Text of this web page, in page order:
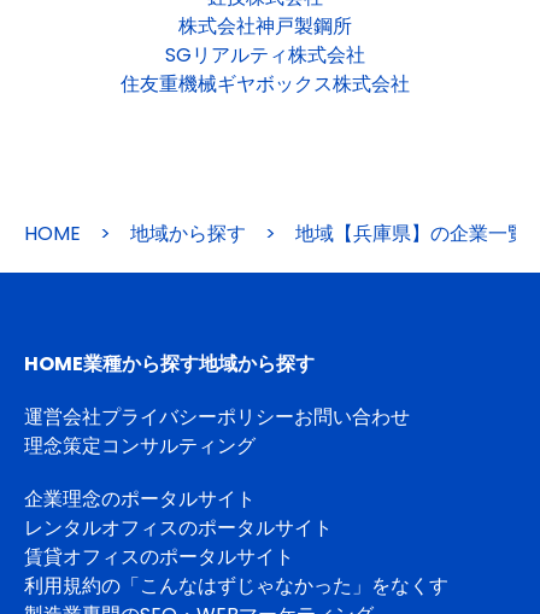
株式会社神戸製鋼所
SGリアルティ株式会社
住友重機械ギヤボックス株式会社
HOME > 地域から探す > 地域【兵庫県】の企業一覧
HOME業種から探す地域から探す
運営会社プライバシーポリシーお問い合わせ
理念策定コンサルティング
企業理念のポータルサイト
レンタルオフィスのポータルサイト
賃貸オフィスのポータルサイト
利用規約の「こんなはずじゃなかった」をなくす